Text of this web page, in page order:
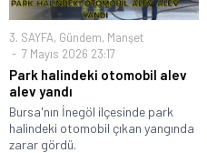
3. SAYFA, Gündem, Manşet
7 Mayıs 2026 23:17
Park halindeki otomobil alev
alev yandı
Bursa'nın İnegöl ilçesinde park
halindeki otomobil çıkan yangında
zarar gördü.